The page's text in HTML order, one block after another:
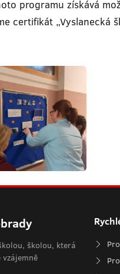
programu získává
certifikát „Vyslanecká
školou, která